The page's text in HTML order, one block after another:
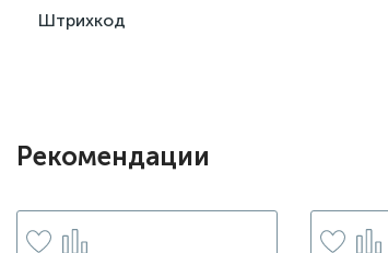
Штрихкод
Рекомендации